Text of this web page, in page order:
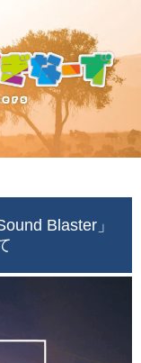
Blaster」